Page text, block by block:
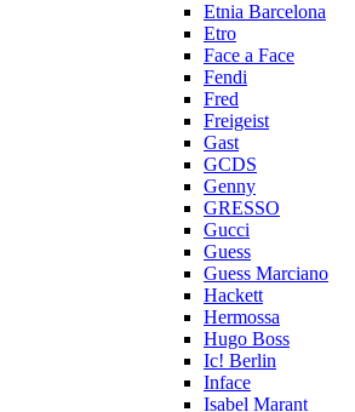
Etnia Barcelona
Etro
Face a Face
Fendi
Fred
Freigeist
Gast
GCDS
Genny
GRESSO
Gucci
Guess
Guess Marciano
Hackett
Hermossa
Hugo Boss
Ic! Berlin
Inface
Isabel Marant